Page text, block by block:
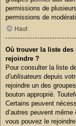
permissions de
permissions de
Haut
Où trouver la liste des
rejoindre ?
Pour consulter la liste
d’utilisateurs depuis
rejoindre un des
bouton approprié.
Certains peuvent
d’autres peuvent
vous pouvez le